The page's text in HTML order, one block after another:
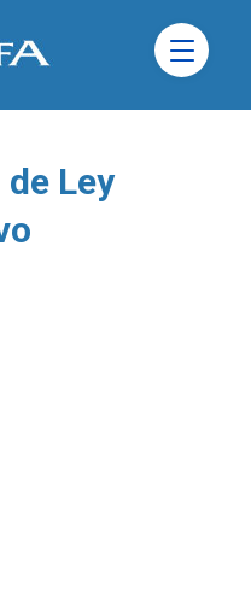
Ley